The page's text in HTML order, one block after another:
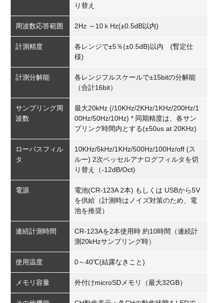
り替え
周波数応答範囲 2Hz ～10ｋHz(±0.5dB以内)
計測精度
各レンジで±5％(±0.5dB)以内 (暫定仕
様)
計測分解能
各レンジフルスケールで±15bitの分解能
（合計16bit）
サンプリング周
波数
最大20kHz (/10KHz/2KHz/1KHz/200Hz/1
00Hz/50Hz/10Hz) * 同期精度は、各サン
プリング時間内とする(±50us at 20KHz)
ローパスフィル
タ
10KHz/5kHz/1KHz/500Hz/100Hz/off (ス
ルー) 2次ベッセルアナログフィルタを切
り替え（-12dB/Oct)
電源
電池(CR-123A 2本) もしくは USBから5V
を供給（計測時はノイズ対策のため、電
池を推奨）
連続計測時間
CR-123Aを2本使用時 約10時間（連続計
測20kHzサンプリング時）
使用温度 0～40℃(結露なきこと)
メモリ容量 外付けmicroSDメモリ（最大32GB）